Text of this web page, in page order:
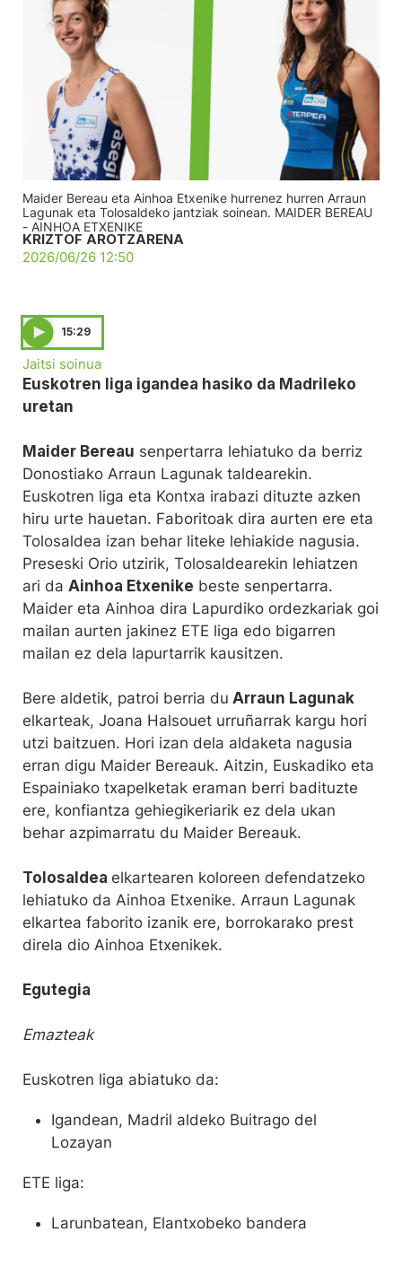
Maider Bereau eta Ainhoa Etxenike hurrenez hurren Arraun
Lagunak eta Tolosaldeko jantziak soinean. MAIDER BEREAU
- AINHOA ETXENIKE
KRIZTOF AROTZARENA
2026/06/26 12:50
15:29
Jaitsi soinua
Euskotren liga igandea hasiko da Madrileko
uretan
Maider Bereau senpertarra lehiatuko da berriz
Donostiako Arraun Lagunak taldearekin.
Euskotren liga eta Kontxa irabazi dituzte azken
hiru urte hauetan. Faboritoak dira aurten ere eta
Tolosaldea izan behar liteke lehiakide nagusia.
Preseski Orio utzirik, Tolosaldearekin lehiatzen
ari da Ainhoa Etxenike beste senpertarra.
Maider eta Ainhoa dira Lapurdiko ordezkariak goi
mailan aurten jakinez ETE liga edo bigarren
mailan ez dela lapurtarrik kausitzen.
Bere aldetik, patroi berria du Arraun Lagunak
elkarteak, Joana Halsouet urruñarrak kargu hori
utzi baitzuen. Hori izan dela aldaketa nagusia
erran digu Maider Bereauk. Aitzin, Euskadiko eta
Espainiako txapelketak eraman berri badituzte
ere, konfiantza gehiegikeriarik ez dela ukan
behar azpimarratu du Maider Bereauk.
Tolosaldea elkartearen koloreen defendatzeko
lehiatuko da Ainhoa Etxenike. Arraun Lagunak
elkartea faborito izanik ere, borrokarako prest
direla dio Ainhoa Etxenikek.
Egutegia
Emazteak
Euskotren liga abiatuko da:
Igandean, Madril aldeko Buitrago del
Lozayan
ETE liga:
Larunbatean, Elantxobeko bandera